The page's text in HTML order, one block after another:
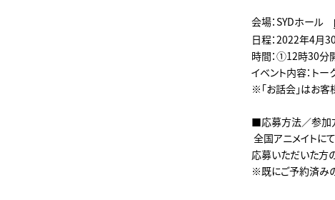
会場：SYDホール
日程：2022年4月30
時間：①12時30分
イベント内容：ト
※「お話会」はお客
■応募方法／参加
全国アニメイトに
応募いただいた方
※既にご予約済み